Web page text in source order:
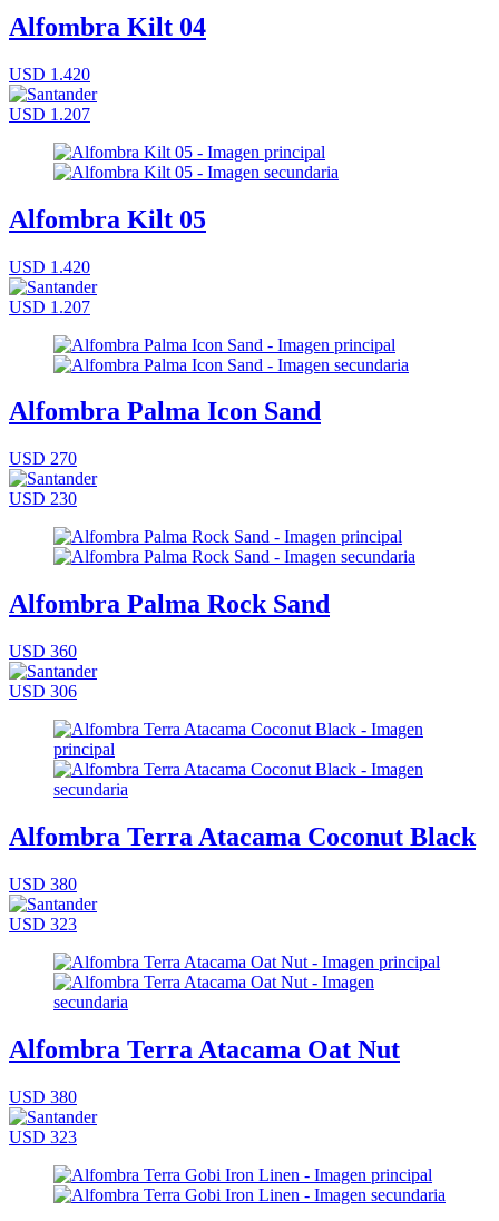
Alfombra Kilt 04
USD 1.420
USD 1.207
Alfombra Kilt 05
USD 1.420
USD 1.207
Alfombra Palma Icon Sand
USD 270
USD 230
Alfombra Palma Rock Sand
USD 360
USD 306
Alfombra Terra Atacama Coconut Black
USD 380
USD 323
Alfombra Terra Atacama Oat Nut
USD 380
USD 323